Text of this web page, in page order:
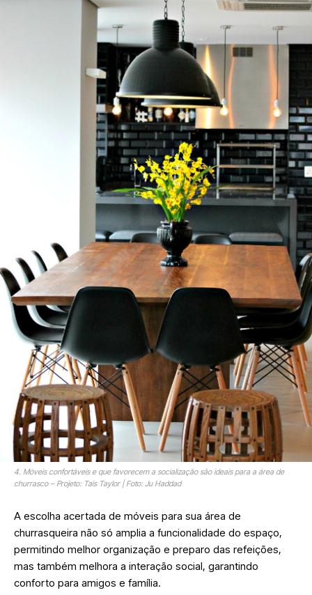
4. Móveis confortáveis e que favorecem a socialização são ideais para a área de
churrasco – Projeto: Tais Taylor | Foto: Ju Haddad
A escolha acertada de móveis para sua área de
churrasqueira não só amplia a funcionalidade do espaço,
permitindo melhor organização e preparo das refeições,
mas também melhora a interação social, garantindo
conforto para amigos e família.